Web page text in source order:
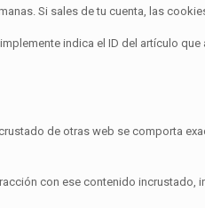
Si sales de tu cuenta, las
indica el ID del artículo
de otras web se comporta
con ese contenido incrustado,